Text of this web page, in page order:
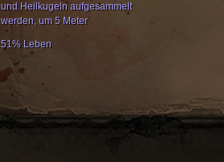
und Heilkugeln aufgesammelt
werden, um 5 Meter
51% Leben